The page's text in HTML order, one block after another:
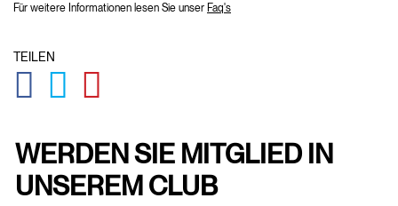
Für weitere Informationen lesen Sie unser Faq's
TEILEN
GLOBAL.SOCIALSHARE.FACEBOOK
GLOBAL.SOCIALSHARE.TWITTER
WERDEN SIE MITGLIED IN
UNSEREM CLUB